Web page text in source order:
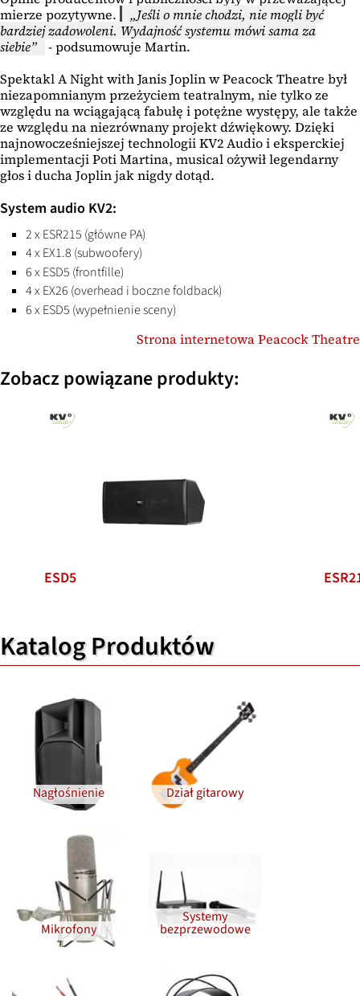
mierze pozytywne.
Jeśli o mnie chodzi, nie mogli być
bardziej zadowoleni. Wydajność systemu mówi sama za
siebie
- podsumowuje Martin.
Spektakl A Night with Janis Joplin w Peacock Theatre był
niezapomnianym przeżyciem teatralnym, nie tylko ze
względu na wciągającą fabułę i potężne występy, ale także
ze względu na niezrównany projekt dźwiękowy. Dzięki
najnowocześniejszej technologii KV2 Audio i eksperckiej
implementacji Poti Martina, musical ożywił legendarny
głos i ducha Joplin jak nigdy dotąd.
System audio KV2:
2 x ESR215 (główne PA)
4 x EX1.8 (subwoofery)
6 x ESD5 (frontfille)
4 x EX26 (overhead i boczne foldback)
6 x ESD5 (wypełnienie sceny)
Strona internetowa Peacock Theatre
Zobacz powiązane produkty:
ESD5
Katalog Produktów
Nagłośnienie Dział gitarowy
Mikrofony
Systemy
bezprzewodowe